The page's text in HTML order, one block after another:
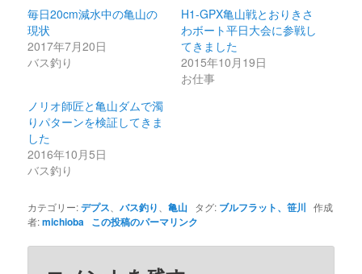
毎日20cm減水中の亀山の
現状
2017年7月20日
バス釣り
H1-GPX亀山戦とおりきさ
わボート平日大会に参戦し
てきました
2015年10月19日
お仕事
ノリオ師匠と亀山ダムで濁
りパターンを検証してきま
した
2016年10月5日
バス釣り
カテゴリー:デプス 、バス釣り 、亀山 タグ: ブルフラット、笹川 作成
者:michioba この投稿のパーマリンク